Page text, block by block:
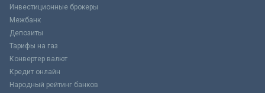
Инвестиционные брокеры
Межбанк
Депозиты
Тарифы на газ
Конвертер валют
Кредит онлайн
Народный рейтинг банков